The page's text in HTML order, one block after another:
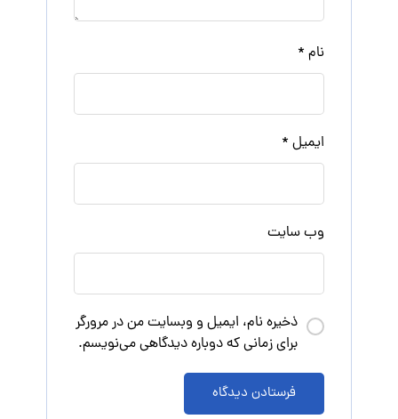
نام *
ایمیل *
وب‌ سایت
ذخیره نام، ایمیل و وبسایت من در مرورگر
برای زمانی که دوباره دیدگاهی می‌نویسم.
فرستادن دیدگاه